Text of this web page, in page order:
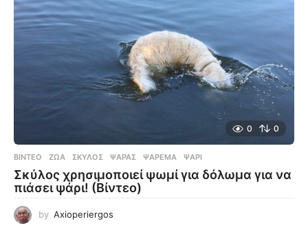
0 0
ΒΊΝΤΕΟ ΖΏΑ ,ΣΚΎΛΟΣ ,ΨΑΡΆΣ ,ΨΆΡΕΜΑ ,ΨΆΡΙ
Σκύλος χρησιμοποιεί ψωμί για δόλωμα για να
πιάσει ψάρι! (Βίντεο)
by Axioperiergos